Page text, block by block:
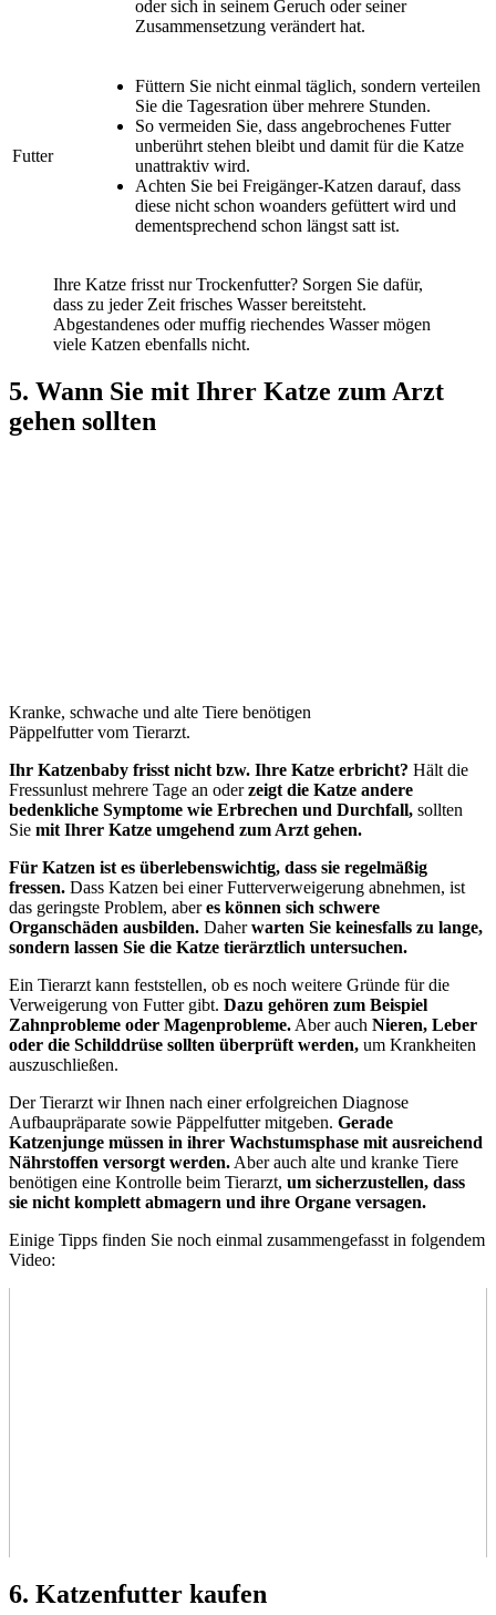
oder sich in seinem Geruch oder seiner
Zusammensetzung verändert hat.
Futter
Füttern Sie nicht einmal täglich, sondern verteilen
Sie die Tagesration über mehrere Stunden.
So vermeiden Sie, dass angebrochenes Futter
unberührt stehen bleibt und damit für die Katze
unattraktiv wird.
Achten Sie bei Freigänger-Katzen darauf, dass
diese nicht schon woanders gefüttert wird und
dementsprechend schon längst satt ist.
Ihre Katze frisst nur Trockenfutter? Sorgen Sie dafür,
dass zu jeder Zeit frisches Wasser bereitsteht.
Abgestandenes oder muffig riechendes Wasser mögen
viele Katzen ebenfalls nicht.
5. Wann Sie mit Ihrer Katze zum Arzt
gehen sollten
Kranke, schwache und alte Tiere benötigen
Päppelfutter vom Tierarzt.
Ihr Katzenbaby frisst nicht bzw. Ihre Katze erbricht? Hält die
Fressunlust mehrere Tage an oderzeigt die Katze andere
bedenkliche Symptome wie Erbrechen und Durchfall, sollten
Sie mit Ihrer Katze umgehend zum Arzt gehen.
Für Katzen ist es überlebenswichtig, dass sie regelmäßig
fressen. Dass Katzen bei einer Futterverweigerung abnehmen, ist
das geringste Problem, aberes können sich schwere
Organschäden ausbilden. Daherwarten Sie keinesfalls zu lange,
sondern lassen Sie die Katze tierärztlich untersuchen.
Ein Tierarzt kann feststellen, ob es noch weitere Gründe für die
Verweigerung von Futter gibt. Dazu gehören zum Beispiel
Zahnprobleme oder Magenprobleme. Aber auch Nieren, Leber
oder die Schilddrüse sollten überprüft werden, um Krankheiten
auszuschließen.
Der Tierarzt wir Ihnen nach einer erfolgreichen Diagnose
Aufbaupräparate sowie Päppelfutter mitgeben. Gerade
Katzenjunge müssen in ihrer Wachstumsphase mit ausreichend
Nährstoffen versorgt werden. Aber auch alte und kranke Tiere
benötigen eine Kontrolle beim Tierarzt, um sicherzustellen, dass
sie nicht komplett abmagern und ihre Organe versagen.
Einige Tipps finden Sie noch einmal zusammengefasst in folgendem
Video:
6. Katzenfutter kaufen